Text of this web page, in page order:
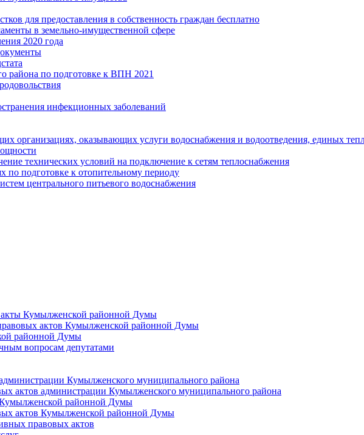
для предоставления в собственность граждан бесплатно
в земельно-имущественной сфере
2020 года
района по подготовке к ВПН 2021
инфекционных заболеваний
организациях, оказывающих услуги водоснабжения и водоотведения, единых
технических условий на подключение к сетям теплоснабжения
по подготовке к отопительному периоду
центрального питьевого водоснабжения
Кумылженской районной Думы
актов Кумылженской районной Думы
районной Думы
вопросам депутатами
Кумылженского муниципального района
актов администрации Кумылженского муниципального района
районной Думы
актов Кумылженской районной Думы
правовых актов